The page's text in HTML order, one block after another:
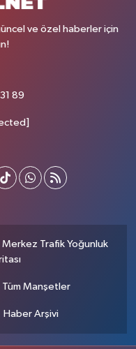
ve özel haberler için
89
Merkez Trafik Yoğunluk
Tüm Manşetler
Haber Arşivi